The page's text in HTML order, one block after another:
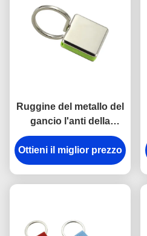
Ruggine del metallo del
gancio l'anti della
catena chiave della
rottura in lega di zinco
del supporto ha inciso
Ottieni il miglior prezzo